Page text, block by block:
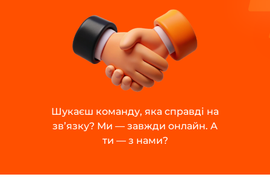
Шукаєш команду, яка справді на
зв’язку? Ми — завжди онлайн. А
ти — з нами?